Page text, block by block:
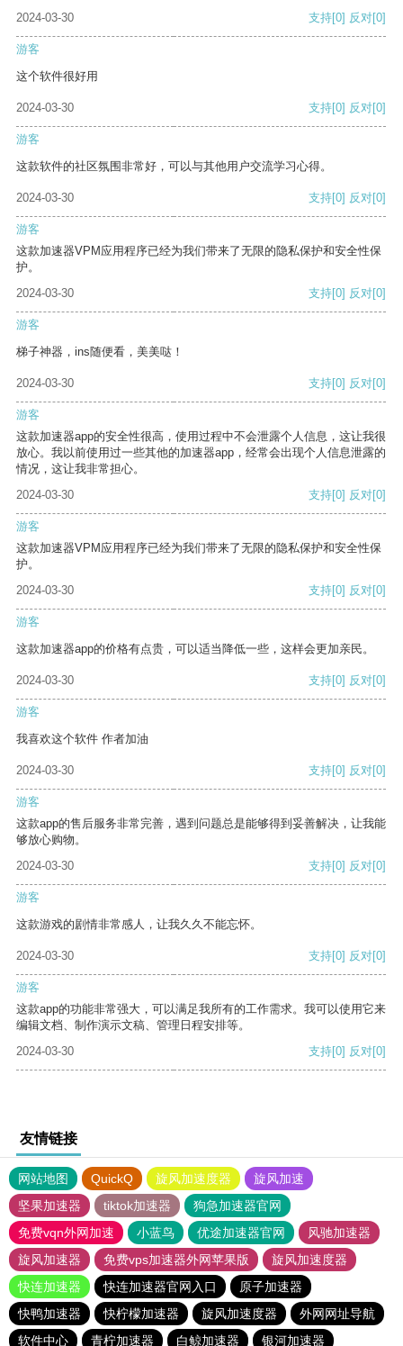
2024-03-30
支持[0] 反对[0]
游客
这个软件很好用
2024-03-30 支持[0] 反对[0]
游客
这款软件的社区氛围非常好，可以与其他用户交流学习心得。
2024-03-30 支持[0] 反对[0]
游客
这款加速器VPM应用程序已经为我们带来了无限的隐私保护和安全性保
护。
2024-03-30
支持[0] 反对[0]
游客
梯子神器，ins随便看，美美哒！
2024-03-30 支持[0] 反对[0]
游客
这款加速器app的安全性很高，使用过程中不会泄露个人信息，这让我很
放心。我以前使用过一些其他的加速器app，经常会出现个人信息泄露的
情况，这让我非常担心。
2024-03-30
支持[0] 反对[0]
游客
这款加速器VPM应用程序已经为我们带来了无限的隐私保护和安全性保
护。
2024-03-30
支持[0] 反对[0]
游客
这款加速器app的价格有点贵，可以适当降低一些，这样会更加亲民。
2024-03-30 支持[0] 反对[0]
游客
我喜欢这个软件 作者加油
2024-03-30 支持[0] 反对[0]
游客
这款app的售后服务非常完善，遇到问题总是能够得到妥善解决，让我能
够放心购物。
2024-03-30
支持[0] 反对[0]
游客
这款游戏的剧情非常感人，让我久久不能忘怀。
2024-03-30 支持[0] 反对[0]
游客
这款app的功能非常强大，可以满足我所有的工作需求。我可以使用它来
编辑文档、制作演示文稿、管理日程安排等。
2024-03-30
支持[0] 反对[0]
友情链接
网站地图 QuickQ 旋风加速度器
旋风加速
坚果加速器
tiktok加速器
狗急加速器官网
免费vqn外网加速
小蓝鸟 优途加速器官网
风驰加速器
旋风加速器
免费vps加速器外网苹果版
旋风加速度器
快连加速器
快连加速器官网入口
原子加速器
快鸭加速器
快柠檬加速器 旋风加速度器
外网网址导航
软件中心
青柠加速器 白鲸加速器 银河加速器